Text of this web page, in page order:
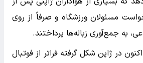
مسئولان ورزشگاه و صرفاً از روی
به جمع‌آوری زباله‌ها پرداختند.
در ژاپن شکل گرفته فراتر از فوتبال